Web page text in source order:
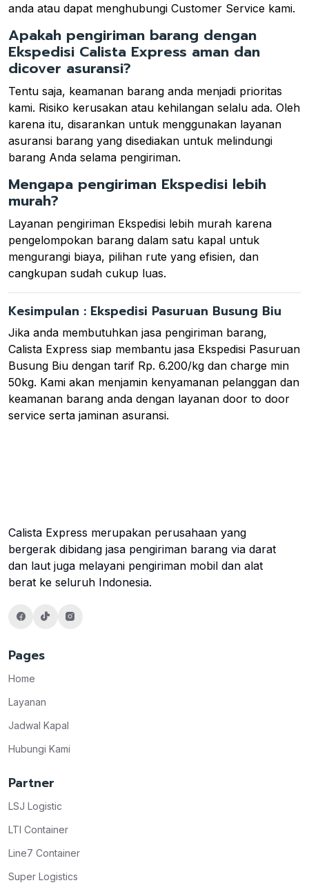
anda atau dapat menghubungi Customer Service kami.
Apakah pengiriman barang dengan
Ekspedisi Calista Express aman dan
dicover asuransi?
Tentu saja, keamanan barang anda menjadi prioritas
kami. Risiko kerusakan atau kehilangan selalu ada. Oleh
karena itu, disarankan untuk menggunakan layanan
asuransi barang yang disediakan untuk melindungi
barang Anda selama pengiriman.
Mengapa pengiriman Ekspedisi lebih
murah?
Layanan pengiriman Ekspedisi lebih murah karena
pengelompokan barang dalam satu kapal untuk
mengurangi biaya, pilihan rute yang efisien, dan
cangkupan sudah cukup luas.
Kesimpulan : Ekspedisi Pasuruan Busung Biu
Jika anda membutuhkan jasa pengiriman barang,
Calista Express siap membantu jasa Ekspedisi Pasuruan
Busung Biu dengan tarif Rp. 6.200/kg dan charge min
50kg. Kami akan menjamin kenyamanan pelanggan dan
keamanan barang anda dengan layanan door to door
service serta jaminan asuransi.
Calista Express merupakan perusahaan yang
bergerak dibidang jasa pengiriman barang via darat
dan laut juga melayani pengiriman mobil dan alat
berat ke seluruh Indonesia.
Pages
Home
Layanan
Jadwal Kapal
Hubungi Kami
Partner
LSJ Logistic
LTI Container
Line7 Container
Super Logistics